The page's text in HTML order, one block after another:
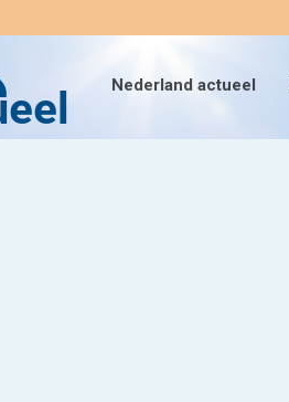
Nederland actueel